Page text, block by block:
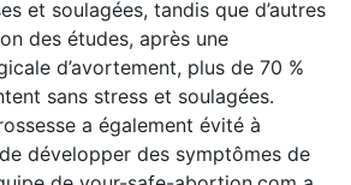
et soulagées, tandis que d’autres
des études, après une
d’avortement, plus de 70 %
sans stress et soulagées.
a également évité à
développer des symptômes de